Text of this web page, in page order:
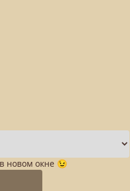
новом окне 😉